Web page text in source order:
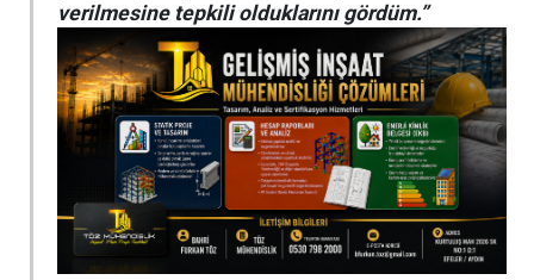
verilmesine tepkili olduklarını gördüm.”